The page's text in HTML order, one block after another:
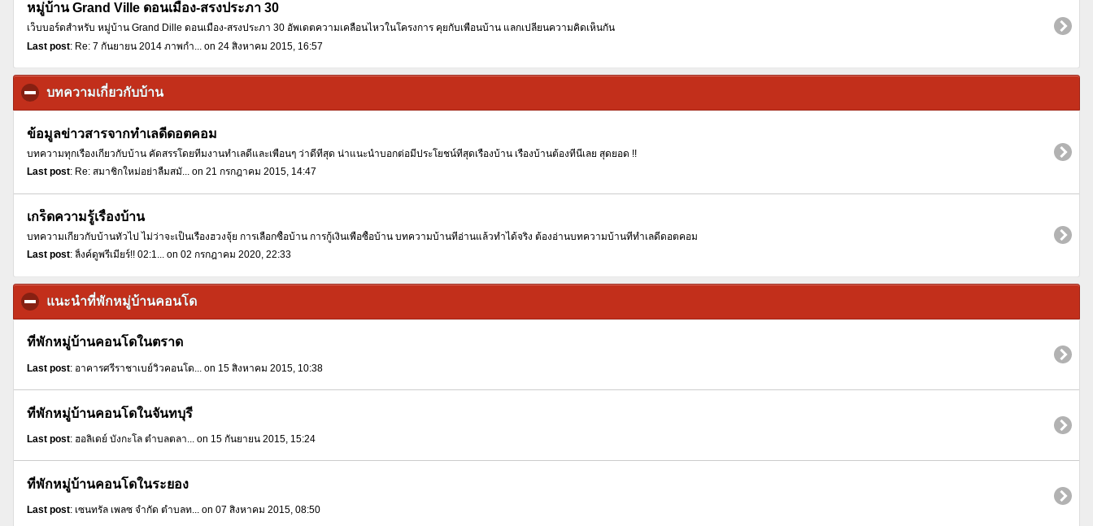
หมู่บ้าน Grand Ville ดอนเมือง-สรงประภา 30
เว็บบอร์ดสำหรับ หมู่บ้าน Grand Dille ดอนเมือง-สรงประภา 30 อัพเดตความเคลื่อนไหวในโครงการ คุยกับเพื่อนบ้าน แลกเปลี่ยนความคิดเห็นกัน
Last post: Re: 7 กันยายน 2014 ภาพกำ... on 24 สิงหาคม 2015, 16:57
บทความเกี่ยวกับบ้านclick to collapse contents
ข้อมูลข่าวสารจากทำเลดีดอตคอม
บทความทุกเรื่องเกี่ยวกับบ้าน คัดสรรโดยทีมงานทำเลดีและเพื่อนๆ ว่าดีที่สุด น่าแนะนำบอกต่อมีประโยชน์ที่สุดเรื่องบ้าน เรื่องบ้านต้องที่นี่เลย สุดยอด !!
Last post: Re: สมาชิกใหม่อย่าลืมสมั... on 21 กรกฎาคม 2015, 14:47
เกร็ดความรู้เรื่องบ้าน
บทความเกี่ยวกับบ้านทั่วไป ไม่ว่าจะเป็นเรื่องฮวงจุ้ย การเลือกซื้อบ้าน การกู้เงินเพื่อซื้อบ้าน บทความบ้านที่อ่านแล้วทำได้จริง ต้องอ่านบทความบ้านที่ทำเลดีดอตคอม
Last post: ลิ้งค์ดูพรีเมียร์!! 02:1... on 02 กรกฎาคม 2020, 22:33
แนะนำที่พักหมู่บ้านคอนโด
ที่พักหมู่บ้านคอนโดในตราด
Last post: อาคารศรีราชาเบย์วิวคอนโด... on 15 สิงหาคม 2015, 10:38
ที่พักหมู่บ้านคอนโดในจันทบุรี
Last post: ฮอลิเดย์ บังกะโล ตำบลตลา... on 15 กันยายน 2015, 15:24
ที่พักหมู่บ้านคอนโดในระยอง
Last post: เซนทรัล เพลซ จำกัด ตำบลท... on 07 สิงหาคม 2015, 08:50